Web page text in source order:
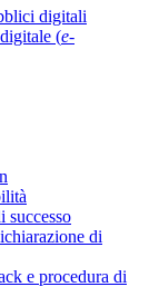
digitali
(e-
successo
di
e procedura di